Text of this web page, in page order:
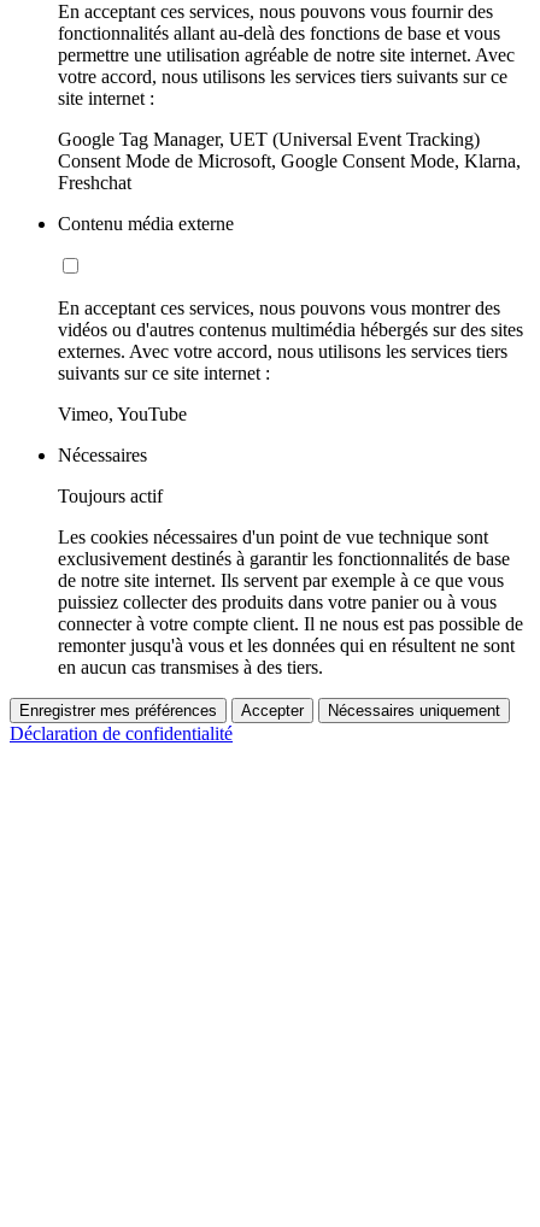
En acceptant ces services, nous pouvons vous fournir des
fonctionnalités allant au-delà des fonctions de base et vous
permettre une utilisation agréable de notre site internet. Avec
votre accord, nous utilisons les services tiers suivants sur ce
site internet :
Google Tag Manager, UET (Universal Event Tracking)
Consent Mode de Microsoft, Google Consent Mode, Klarna,
Freshchat
Contenu média externe
En acceptant ces services, nous pouvons vous montrer des
vidéos ou d'autres contenus multimédia hébergés sur des sites
externes. Avec votre accord, nous utilisons les services tiers
suivants sur ce site internet :
Vimeo, YouTube
Nécessaires
Toujours actif
Les cookies nécessaires d'un point de vue technique sont
exclusivement destinés à garantir les fonctionnalités de base
de notre site internet. Ils servent par exemple à ce que vous
puissiez collecter des produits dans votre panier ou à vous
connecter à votre compte client. Il ne nous est pas possible de
remonter jusqu'à vous et les données qui en résultent ne sont
en aucun cas transmises à des tiers.
Enregistrer mes préférences Accepter Nécessaires uniquement
Déclaration de confidentialité